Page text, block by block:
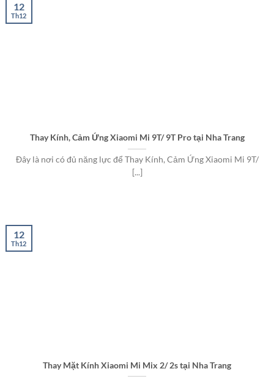
Thay Kính, Cảm Ứng Xiaomi Mi 9T/ 9T Pro tại Nha Trang
Đây là nơi có đủ năng lực để Thay Kính, Cảm Ứng Xiaomi Mi 9T/
[...]
12
Th12
Thay Mặt Kính Xiaomi Mi Mix 2/ 2s tại Nha Trang
12
Th12